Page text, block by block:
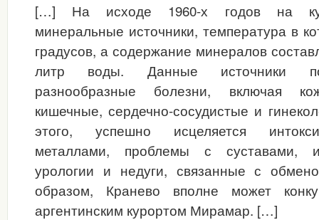
[…] На исходе 1960-х годов на
минеральные источники, температура в
градусов, а содержание минералов
литр воды. Данные источники
разнообразные болезни, включая
кишечные, сердечно-сосудистые и
этого, успешно исцеляется
металлами, проблемы с суставами,
урологии и недуги, связанные с
образом, Кранево вполне может
аргентинским курортом Мирамар. […]